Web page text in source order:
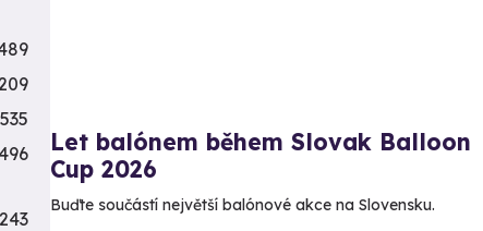
Let balónem během Slovak Balloon
Cup 2026
Buďte součástí největší balónové akce na Slovensku.
209
535
496
243